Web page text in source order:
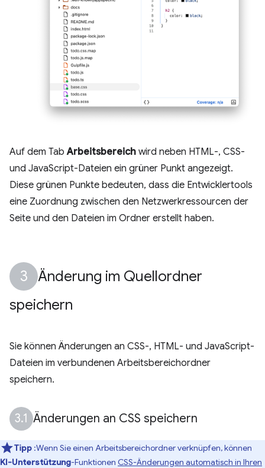
Auf dem TabArbeitsbereich wird neben HTML-, CSS-
und JavaScript-Dateien ein grüner Punkt angezeigt.
Diese grünen Punkte bedeuten, dass die Entwicklertools
eine Zuordnung zwischen den Netzwerkressourcen der
Seite und den Dateien im Ordner erstellt haben.
Änderung im Quellordner
speichern
Sie können Änderungen an CSS-, HTML- und JavaScript-
Dateien im verbundenen Arbeitsbereichordner
speichern.
Änderungen an CSS speichern
Tipp :Wenn Sie einen Arbeitsbereichordner verknüpfen, können
KI-Unterstützung-Funktionen CSS-Änderungen automatisch in Ihren